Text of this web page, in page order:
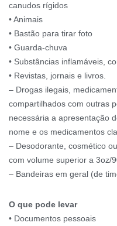
canudos rígidos
• Animais
• Bastão para tirar foto
• Guarda-chuva
• Substâncias inflamáveis,
• Revistas, jornais e livros.
– Drogas ilegais,
compartilhados com outras
necessária a apresentação
nome e os medicamentos
– Desodorante, cosmético
com volume superior a 3oz/
– Bandeiras em geral (de
O que pode levar
• Documentos pessoais